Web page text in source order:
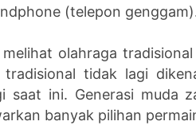
(telepon
olahraga
tidak lagi
saat ini. Generasi muda
banyak pilihan